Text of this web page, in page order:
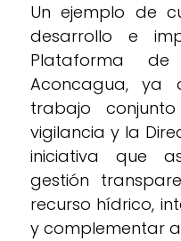
Un ejemplo de
desarrollo e
Plataforma
Aconcagua, ya
trabajo
vigilancia y la
iniciativa que
gestión
recurso hídrico,
y complementar